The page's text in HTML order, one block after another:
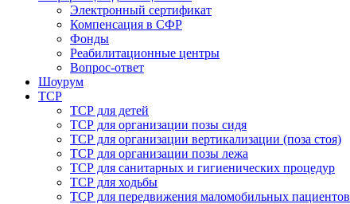
Электронный сертификат
Компенсация в СФР
Фонды
Реабилитационные центры
Вопрос-ответ
Шоурум
ТСР
ТСР для детей
ТСР для организации позы сидя
ТСР для организации вертикализации (поза стоя)
ТСР для организации позы лежа
ТСР для санитарных и гигиенических процедур
ТСР для ходьбы
ТСР для передвижения маломобильных пациентов